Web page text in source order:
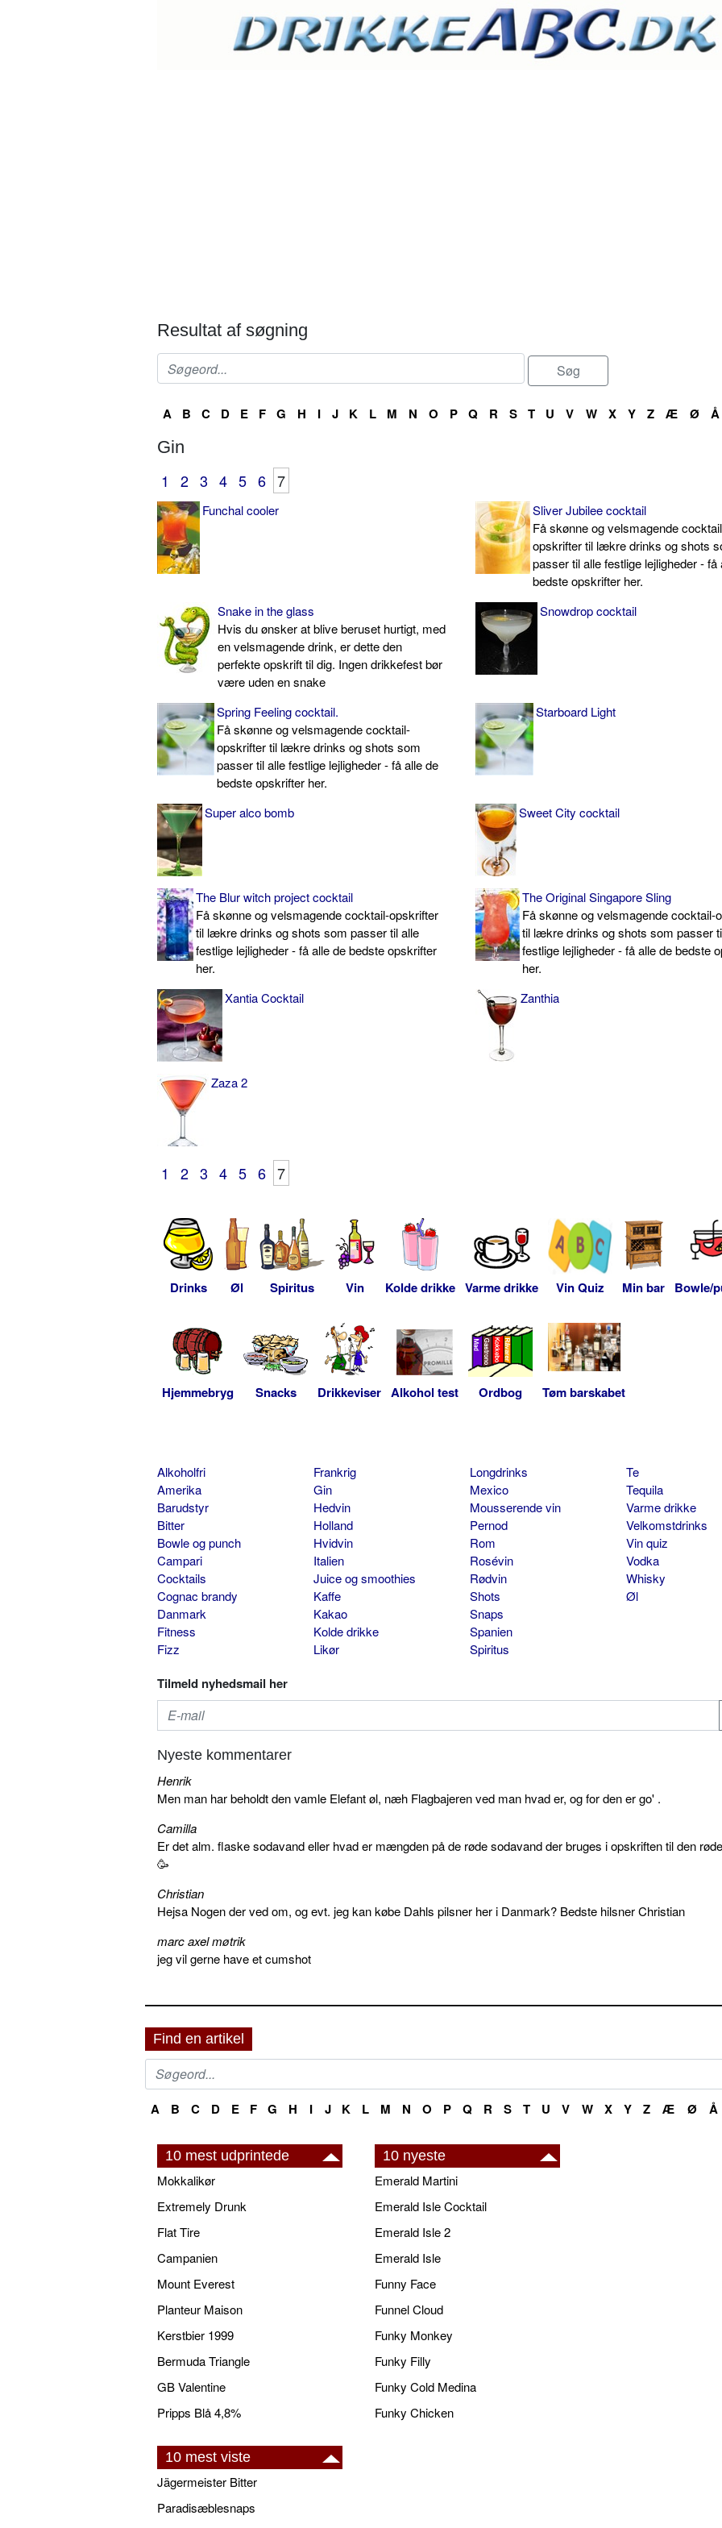
Resultat af søgning
A B C D E F G H I J K L M N O P Q R S T U V W X Y Z Æ Ø Å
Gin
1 2 3 4 5 6 7
Funchal cooler
Sliver Jubilee cocktail
Få skønne og velsmagende
opskrifter til lækre drinks og shots
passer til alle festlige lejligheder - få
bedste opskrifter her.
Snake in the glass
Hvis du ønsker at blive beruset hurtigt, med
en velsmagende drink, er dette den
perfekte opskrift til dig. Ingen drikkefest bør
være uden en snake
Snowdrop cocktail
Spring Feeling cocktail.
Få skønne og velsmagende cocktail-
opskrifter til lækre drinks og shots som
passer til alle festlige lejligheder - få alle de
bedste opskrifter her.
Starboard Light
Super alco bomb Sweet City cocktail
The Blur witch project cocktail
Få skønne og velsmagende cocktail-opskrifter
til lækre drinks og shots som passer til alle
festlige lejligheder - få alle de bedste opskrifter
her.
The Original Singapore Sling
Få skønne og velsmagende cocktail-
til lækre drinks og shots som passer
festlige lejligheder - få alle de bedste
her.
Xantia Cocktail
Zanthia
Zaza 2
1 2 3 4 5 6 7
Drinks Øl Spiritus Vin Kolde drikke Varme drikke Vin Quiz Min bar Bowle/
Hjemmebryg Snacks Drikkeviser Alkohol test Ordbog Tøm barskabet
Alkoholfri
Amerika
Barudstyr
Bitter
Bowle og punch
Campari
Cocktails
Cognac brandy
Danmark
Fitness
Fizz
Frankrig
Gin
Hedvin
Holland
Hvidvin
Italien
Juice og smoothies
Kaffe
Kakao
Kolde drikke
Likør
Longdrinks
Mexico
Mousserende vin
Pernod
Rom
Rosévin
Rødvin
Shots
Snaps
Spanien
Spiritus
Te
Tequila
Varme drikke
Velkomstdrinks
Vin quiz
Vodka
Whisky
Øl
Tilmeld nyhedsmail her
Nyeste kommentarer
Henrik
Men man har beholdt den vamle Elefant øl, næh Flagbajeren ved man hvad er, og for den er go' .
Camilla
Er det alm. flaske sodavand eller hvad er mængden på de røde sodavand der bruges i opskriften til den
🥳
Christian
Hejsa Nogen der ved om, og evt. jeg kan købe Dahls pilsner her i Danmark? Bedste hilsner Christian
marc axel møtrik
jeg vil gerne have et cumshot
Find en artikel
A B C D E F G H I J K L M N O P Q R S T U V W X Y Z Æ Ø Å
10 mest udprintede
Mokkalikør
Extremely Drunk
Flat Tire
Campanien
Mount Everest
Planteur Maison
Kerstbier 1999
Bermuda Triangle
GB Valentine
Pripps Blå 4,8%
10 nyeste
Emerald Martini
Emerald Isle Cocktail
Emerald Isle 2
Emerald Isle
Funny Face
Funnel Cloud
Funky Monkey
Funky Filly
Funky Cold Medina
Funky Chicken
10 mest viste
Jägermeister Bitter
Paradisæblesnaps